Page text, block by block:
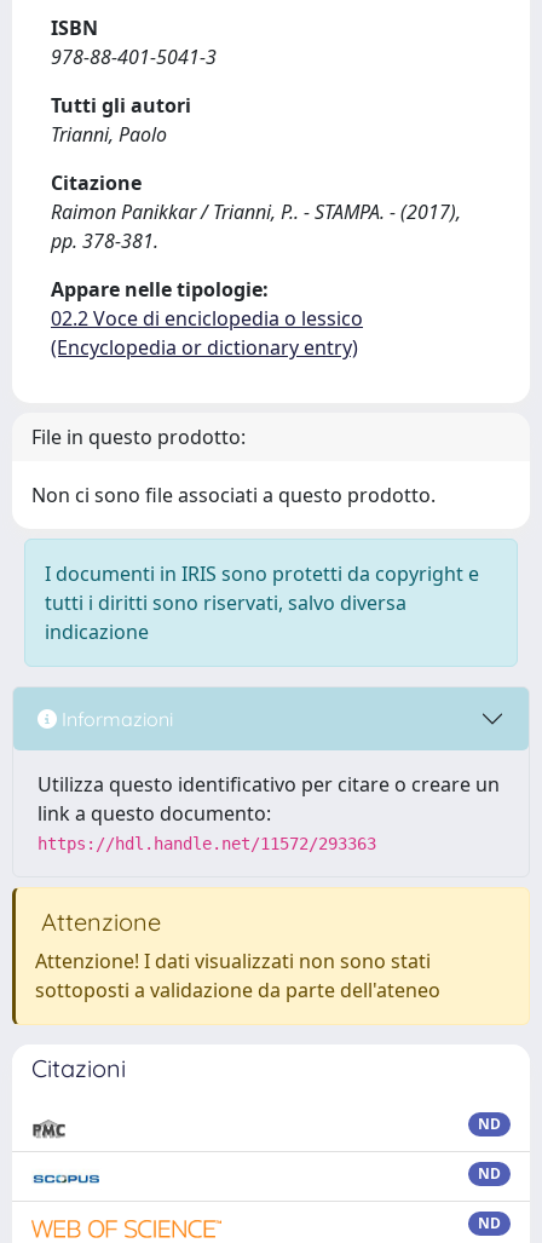
ISBN
978-88-401-5041-3
Tutti gli autori
Trianni, Paolo
Citazione
Raimon Panikkar / Trianni, P.. - STAMPA. - (2017),
pp. 378-381.
Appare nelle tipologie:
02.2 Voce di enciclopedia o lessico
(Encyclopedia or dictionary entry)
File in questo prodotto:
Non ci sono file associati a questo prodotto.
I documenti in IRIS sono protetti da copyright e
tutti i diritti sono riservati, salvo diversa
indicazione
Informazioni
Utilizza questo identificativo per citare o creare un
link a questo documento:
https://hdl.handle.net/11572/293363
Attenzione
Attenzione! I dati visualizzati non sono stati
sottoposti a validazione da parte dell'ateneo
Citazioni
ND
ND
ND